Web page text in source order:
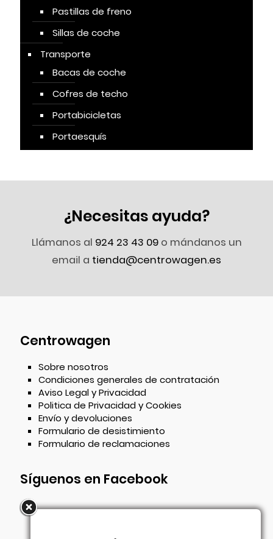
Pastillas de freno
Sillas de coche
Transporte
Bacas de coche
Cofres de techo
Portabicicletas
Portaesquís
¿Necesitas ayuda?
Llámanos al 924 23 43 09o mándanos un
email a tienda@centrowagen.es
Centrowagen
Sobre nosotros
Condiciones generales de contratación
Aviso Legal y Privacidad
Politica de Privacidad y Cookies
Envío y devoluciones
Formulario de desistimiento
Formulario de reclamaciones
Síguenos en Facebook